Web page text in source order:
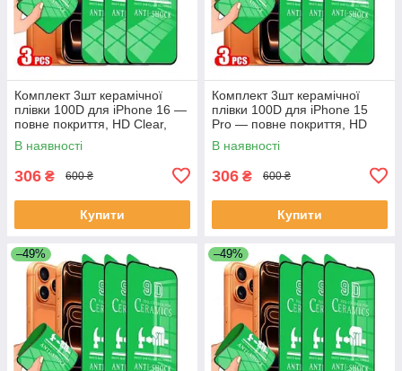
Комплект 3шт керамічної
плівки 100D для iPhone 16 —
повне покриття, HD Clear,
антиударна
В наявності
306 ₴ 600 ₴
Купити
Комплект 3шт керамічної
плівки 100D для iPhone 15
Pro — повне покриття, HD
Clear, антиударна
В наявності
306 ₴ 600 ₴
Купити
–49% –49%